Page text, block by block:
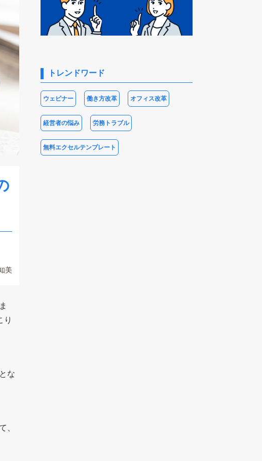
美
り
な
、
トレンドワード
ウェビナー 働き方改革 オフィス改革
経営者の悩み 労務トラブル
無料エクセルテンプレート